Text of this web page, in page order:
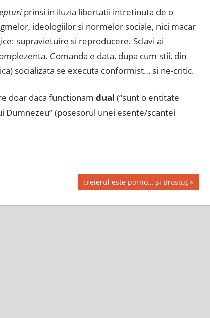
prinsi in iluzia libertatii intretinuta de o
ideologiilor si normelor sociale, nici macar
supravietuire si reproducere. Sclavi ai
Comanda e data, dupa cum stii, din
socializata se executa conformist… si ne-critic.
doar daca functionam dual (“sunt o entitate
Dumnezeu” (posesorul unei esente/scantei
Next
Post:
creierul este porno… și prostuț